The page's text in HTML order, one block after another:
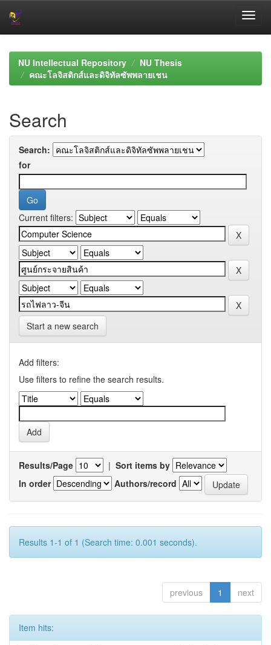
navigationNU Intellectual Repository
NU Thesis
คณะโลจิสติกส์และดิจิทัลซัพพลายเชน
Search
Search:
for
Current filters:
Start a new search
Add filters:
Use filters to refine the search results.
Results/Page | Sort items by
In order
Authors/record
Results 1-1 of 1 (Search time: 0.001 seconds).
previous 1 next
Item hits: